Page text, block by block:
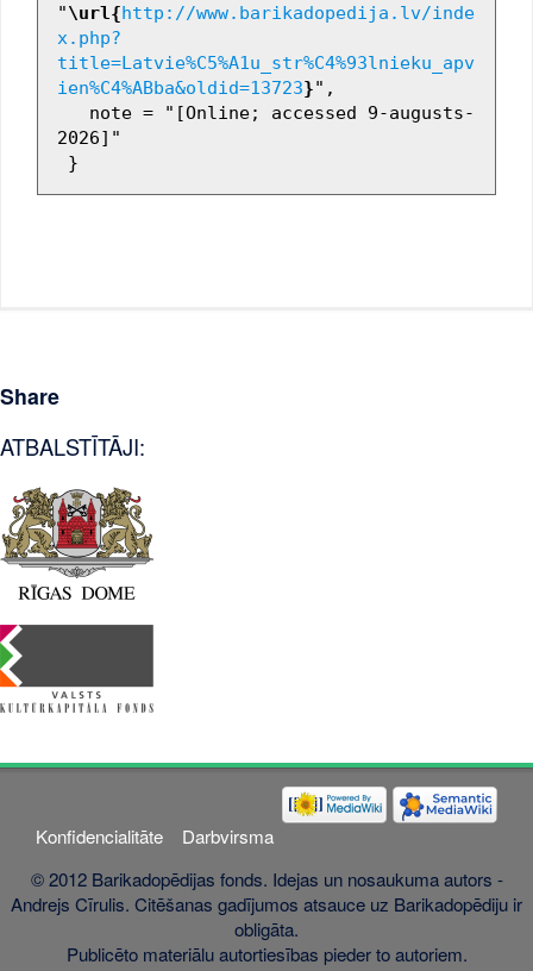
"\url{http://www.barikadopedija.lv/inde
x.php?
title=Latvie%C5%A1u_str%C4%93lnieku_apv
ien%C4%ABba&oldid=13723}",
2026]"
Share
ATBALSTĪTĀJI:
Konfidencialitāte
Darbvirsma
© 2012 Barikadopēdijas fonds. Idejas un nosaukuma autors -
Andrejs Cīrulis. Citēšanas gadījumos atsauce uz Barikadopēdiju ir
obligāta.
Publicēto materiālu autortiesības pieder to autoriem.